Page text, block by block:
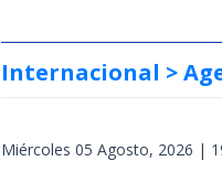
Internacional >
Miércoles 05 Agosto, 2026 |